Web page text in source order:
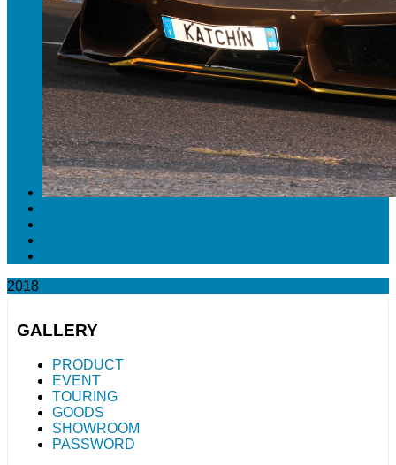
2018
GALLERY
PRODUCT
EVENT
TOURING
GOODS
SHOWROOM
PASSWORD